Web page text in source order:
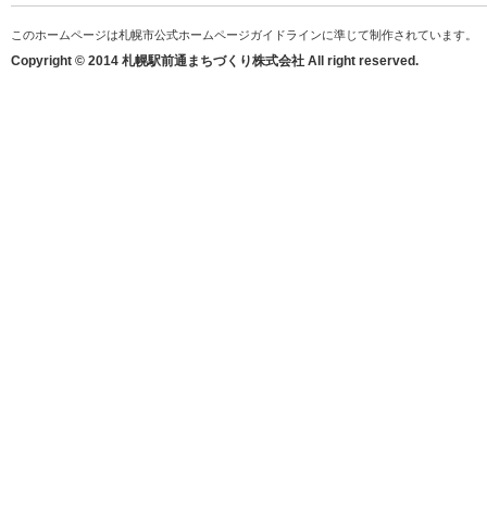
このホームページは札幌市公式ホームページガイドラインに準じて制作されています。
Copyright © 2014 札幌駅前通まちづくり株式会社 All right reserved.